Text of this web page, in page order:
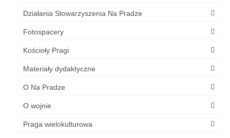
Działania Stowarzyszenia Na Pradze
Fotospacery
Kościoły Pragi
Materiały dydaktyczne
O Na Pradze
O wojnie
Praga wielokulturowa